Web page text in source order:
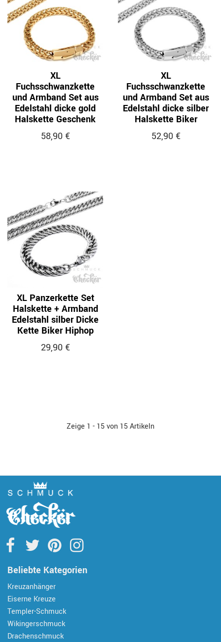
XL
Fuchsschwanzkette
und Armband Set aus
Edelstahl dicke gold
Halskette Geschenk
58,90 €
XL
Fuchsschwanzkette
und Armband Set aus
Edelstahl dicke silber
Halskette Biker
52,90 €
XL Panzerkette Set
Halskette + Armband
Edelstahl silber Dicke
Kette Biker Hiphop
29,90 €
Zeige 1 - 15 von 15 Artikeln
Beliebte Kategorien
Kreuzanhänger
Eiserne Kreuze
Templer-Schmuck
Wikingerschmuck
Drachenschmuck